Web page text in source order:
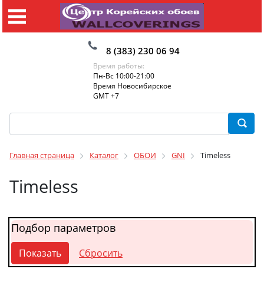
8 (383) 230 06 94
Время работы:
Пн-Вс 10:00-21:00
Время Новосибирское
GMT +7
Главная страница Каталог ОБОИ GNI Timeless
Timeless
Подбор параметров